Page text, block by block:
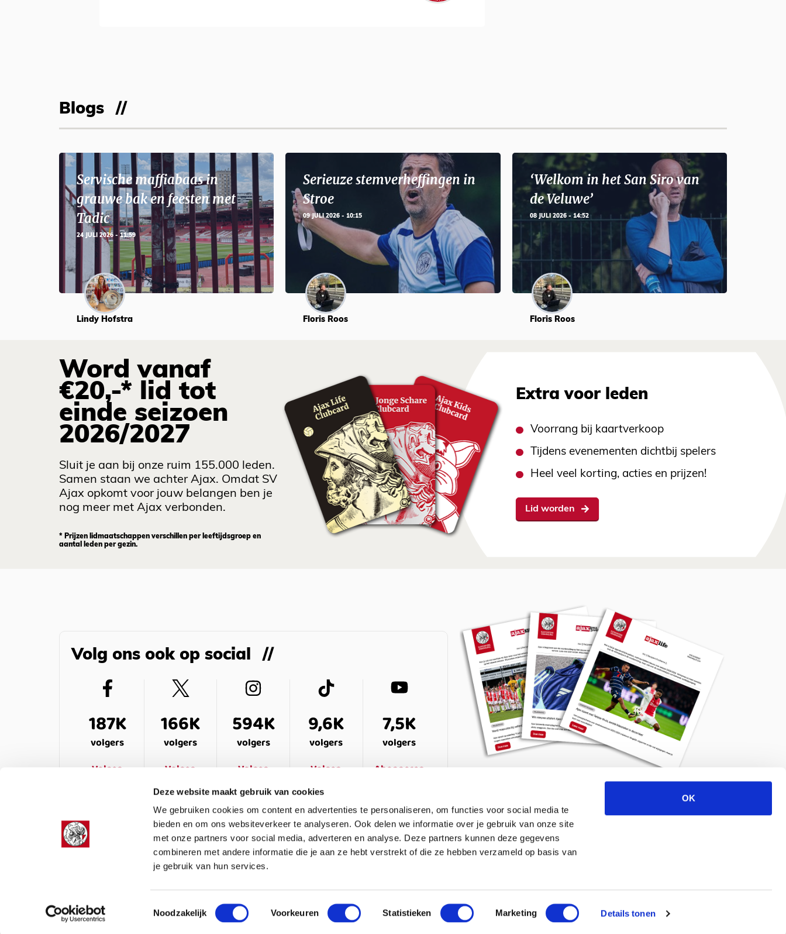
Deze website maakt gebruik van cookies
We gebruiken cookies om content en advertenties te personaliseren, om functies voor social media te
bieden en om ons websiteverkeer te analyseren. Ook delen we informatie over je gebruik van onze site
met onze partners voor social media, adverteren en analyse. Deze partners kunnen deze gegevens
combineren met andere informatie die je aan ze hebt verstrekt of die ze hebben verzameld op basis van
je gebruik van hun services.
Toestemmingsselectie
Noodzakelijk Voorkeuren Statistieken Marketing Details tonen
OK
Blogs
Servische maffiabaas in
grauwe bak en feesten met
Tadic
24 JULI 2026 - 11:59
Lindy Hofstra
Serieuze stemverheffingen in
Stroe
09 JULI 2026 - 10:15
Floris Roos
‘Welkom in het San Siro van
de Veluwe’
08 JULI 2026 - 14:52
Floris Roos
Word vanaf
€20,-* lid tot
einde seizoen
2026/2027
Sluit je aan bij onze ruim 155.000 leden.
Samen staan we achter Ajax. Omdat SV
Ajax opkomt voor jouw belangen ben je
nog meer met Ajax verbonden.
* Prijzen lidmaatschappen verschillen per leeftijdsgroep en
aantal leden per gezin.
Extra voor leden
Voorrang bij kaartverkoop
Tijdens evenementen dichtbij spelers
Heel veel korting, acties en prijzen!
Lid worden
Volg ons ook op social
187K
volgers
Volgen
166K
volgers
Volgen
594K
volgers
Volgen
9,6K
volgers
Volgen
7,5K
volgers
Abonneren
Meld je aan voor de nieuwsbrief
OVER ONS VEELGESTELDE VRAGEN
Colofon Cookies Algemene voorwaarden © 2026 ajaxlife.nl – Powered by TRES